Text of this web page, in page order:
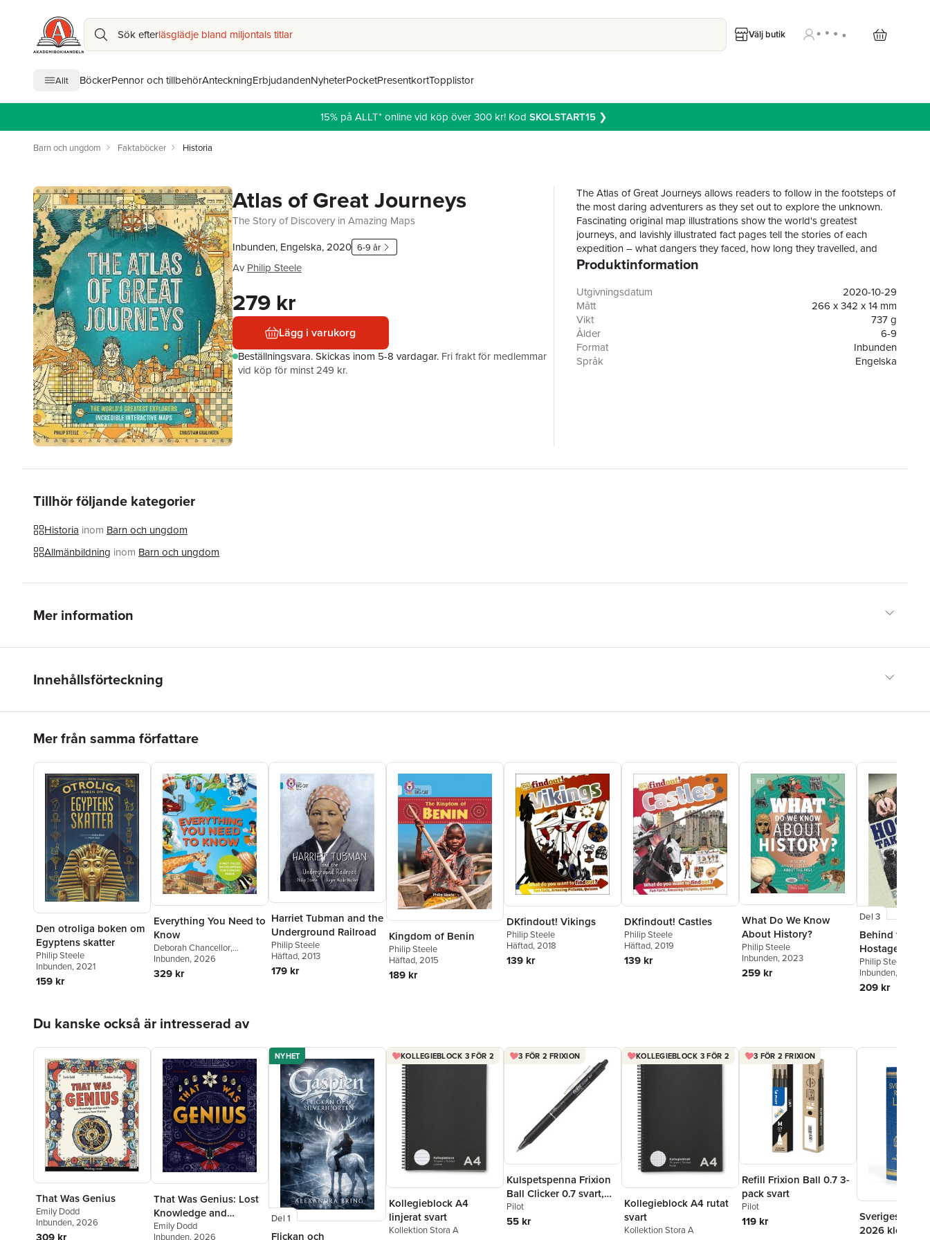
Sök efterläsglädje bland miljontals titlar Välj butik
Allt BöckerPennor och tillbehörAnteckningErbjudandenNyheterPocketPresentkortTopplistor
15% på ALLT* online vid köp över 300 kr! Kod SKOLSTART15❯
Barn och ungdom Faktaböcker Historia
Atlas of Great Journeys
The Story of Discovery in Amazing Maps
Inbunden, Engelska, 2020 6-9 år
Av Philip Steele
279 kr
Lägg i varukorg
Beställningsvara.Skickas inom 5-8 vardagar. Fri frakt för medlemmar
vid köp för minst 249 kr.
The Atlas of Great Journeys allows readers to follow in the footsteps of
the most daring adventurers as they set out to explore the unknown.
Fascinating original map illustrations show the world's greatest
journeys, and lavishly illustrated fact pages tell the stories of each
expedition – what dangers they faced, how long they travelled, and
much more. As well as amazing illustrated maps and stories, this book
journeys to life. Use your tablet or phone on each map spread to trace
the routes they took and read about every stage of their journeys.
Produktinformation
Utgivningsdatum
2020-10-29
Mått
266 x 342 x 14 mm
Vikt
737 g
Ålder
6-9
Format
Inbunden
Språk
Engelska
Tillhör följande kategorier
Historia inom Barn och ungdom
Allmänbildning inom Barn och ungdom
Mer information
Innehållsförteckning
Mer från samma författare
Den otroliga boken om
Egyptens skatter
Philip Steele
Inbunden, 2021
159 kr
Everything You Need to
Know
Deborah Chancellor,
Deborah Murrell
Steele,Barbara Taylor
Inbunden, 2026
329 kr
Harriet Tubman and the
Underground Railroad
Philip Steele
Häftad, 2013
179 kr
Kingdom of Benin
Philip Steele
Häftad, 2015
189 kr
DKfindout! Vikings
Philip Steele
Häftad, 2018
139 kr
DKfindout! Castles
Philip Steele
Häftad, 2019
139 kr
What Do We Know
About History?
Philip Steele
Inbunden, 2023
259 kr
Del 3
Behind the
Hostage
Philip Steele
Inbunden, 2014
209 kr
Du kanske också är intresserad av
That Was Genius
Emily Dodd
Inbunden, 2026
That Was Genius: Lost
Knowledge and
Incredible Inventions
Emily Dodd
Inbunden, 2026
NYHET
Del 1
Flickan och
KOLLEGIEBLOCK 3 FÖR 2
Kollegieblock A4
linjerat svart
Kollektion Stora A
3 FÖR 2 FRIXION
Kulspetspenna Frixion
Ball Clicker 0.7 svart,
raderbar
Pilot
55 kr
KOLLEGIEBLOCK 3 FÖR 2
Kollegieblock A4 rutat
svart
Kollektion Stora A
3 FÖR 2 FRIXION
Refill Frixion Ball 0.7 3-
pack svart
Pilot
119 kr
Sveriges
2026 klotband